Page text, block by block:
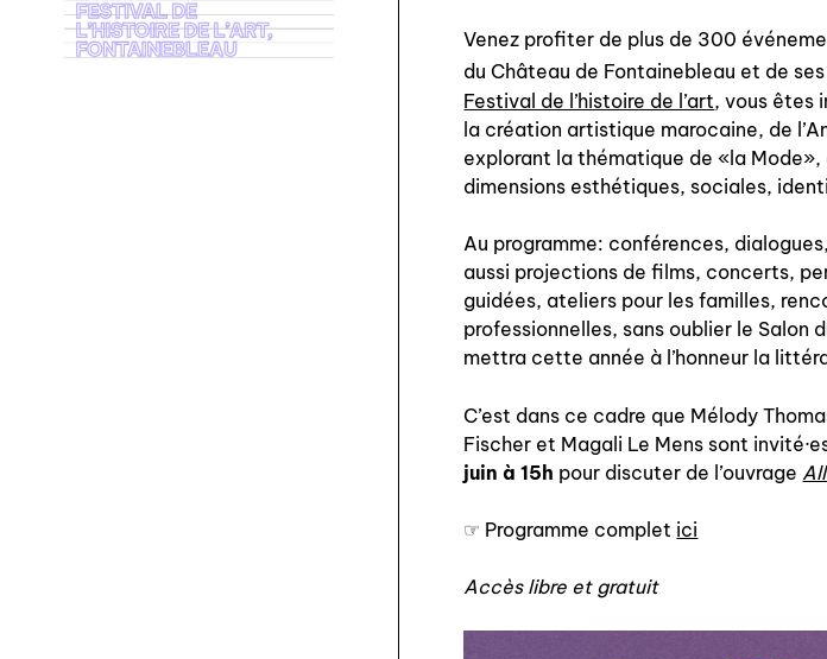
à
éditions
programmes
au-delà
artistes en
lectures
qui
Venez profiter de plus de 300
du Château de Fontainebleau et de
Festival de l’histoire de l’art, vous êtes
la création artistique marocaine, de
explorant la thématique de «la
dimensions esthétiques, sociales,
Au programme: conférences,
aussi projections de films, concerts,
guidées, ateliers pour les familles,
professionnelles, sans oublier le Salon
mettra cette année à l’honneur la
C’est dans ce cadre que Mélody
Fischer et Magali Le Mens sont
juin à 15h pour discuter de l’ouvrage
☞ Programme complet ici
Accès libre et gratuit